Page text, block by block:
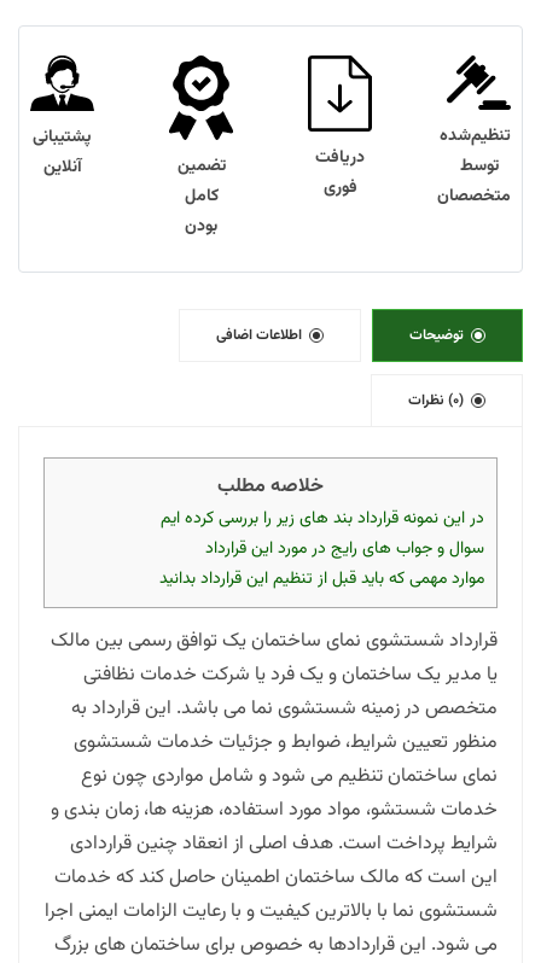
تنظیم‌شده
توسط
متخصصان
دریافت
فوری
تضمین
کامل
بودن
پشتیبانی
آنلاین
توضیحات اطلاعات اضافی
(0) نظرات
خلاصه مطلب
در این نمونه قرارداد بند های زیر را بررسی کرده ایم
سوال و جواب های رایج در مورد این قرارداد
موارد مهمی که باید قبل از تنظیم این قرارداد بدانید
قرارداد شستشوی نمای ساختمان یک توافق رسمی بین مالک
یا مدیر یک ساختمان و یک فرد یا شرکت خدمات نظافتی
متخصص در زمینه شستشوی نما می باشد. این قرارداد به
منظور تعیین شرایط، ضوابط و جزئیات خدمات شستشوی
نمای ساختمان تنظیم می شود و شامل مواردی چون نوع
خدمات شستشو، مواد مورد استفاده، هزینه ها، زمان بندی و
شرایط پرداخت است. هدف اصلی از انعقاد چنین قراردادی
این است که مالک ساختمان اطمینان حاصل کند که خدمات
شستشوی نما با بالاترین کیفیت و با رعایت الزامات ایمنی اجرا
می شود. این قراردادها به خصوص برای ساختمان های بزرگ